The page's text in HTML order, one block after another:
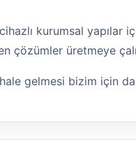
kurumsal yapılar
çözümler üretmeye
gelmesi bizim için